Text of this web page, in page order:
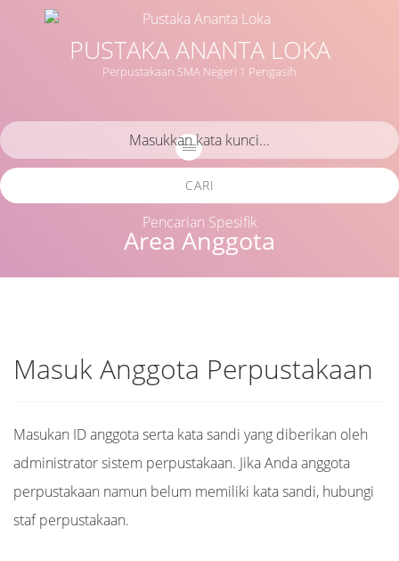
PUSTAKA ANANTA LOKA
Perpustakaan SMA Negeri 1 Pengasih
Area Anggota
CARI
Pencarian Spesifik
Masuk Anggota Perpustakaan
Masukan ID anggota serta kata sandi yang diberikan oleh
administrator sistem perpustakaan. Jika Anda anggota
perpustakaan namun belum memiliki kata sandi, hubungi
staf perpustakaan.